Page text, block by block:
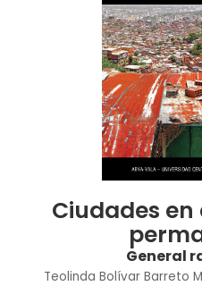
Ciudades
General
Teolinda Bolívar Barreto